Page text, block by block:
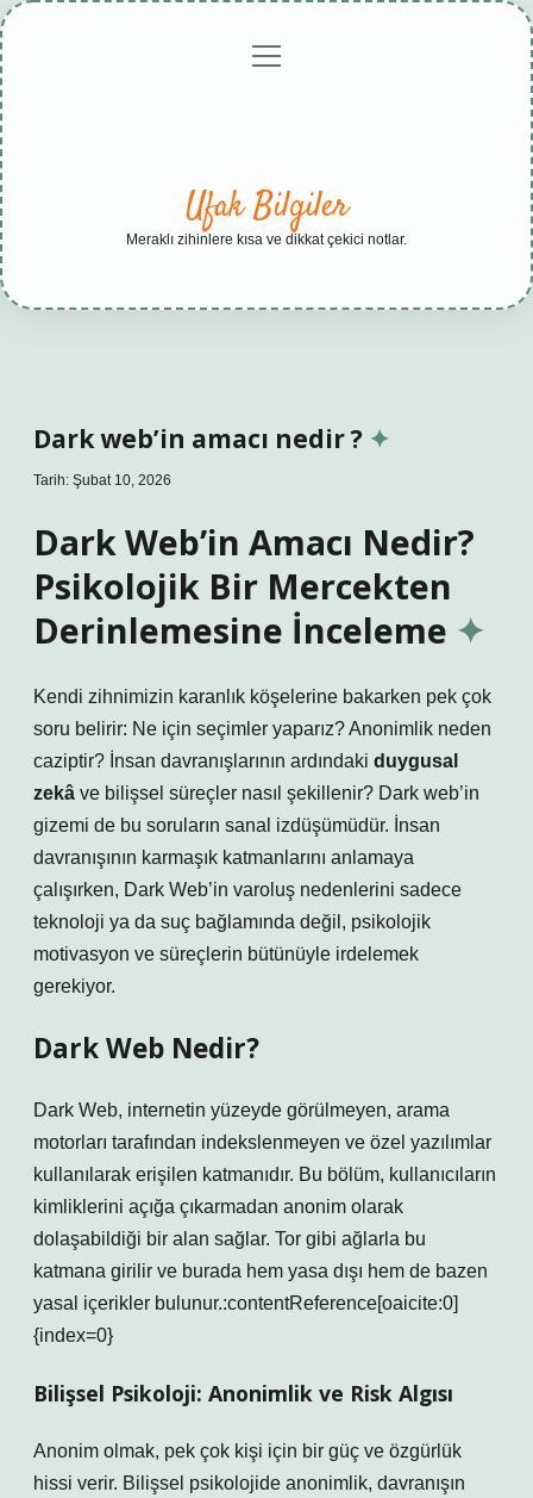
Gizlilikmenüyü
Ufak Bilgiler
Meraklı zihinlere kısa ve dikkat çekici notlar.
Dark web’in amacı nedir ?
Tarih: Şubat 10, 2026
Dark Web’in Amacı Nedir?
Psikolojik Bir Mercekten
Derinlemesine İnceleme
Kendi zihnimizin karanlık köşelerine bakarken pek çok
soru belirir: Ne için seçimler yaparız? Anonimlik neden
caziptir? İnsan davranışlarının ardındaki duygusal
zekâ ve bilişsel süreçler nasıl şekillenir? Dark web’in
gizemi de bu soruların sanal izdüşümüdür. İnsan
davranışının karmaşık katmanlarını anlamaya
çalışırken, Dark Web’in varoluş nedenlerini sadece
teknoloji ya da suç bağlamında değil, psikolojik
motivasyon ve süreçlerin bütünüyle irdelemek
gerekiyor.
Dark Web Nedir?
Dark Web, internetin yüzeyde görülmeyen, arama
motorları tarafından indekslenmeyen ve özel yazılımlar
kullanılarak erişilen katmanıdır. Bu bölüm, kullanıcıların
kimliklerini açığa çıkarmadan anonim olarak
dolaşabildiği bir alan sağlar. Tor gibi ağlarla bu
katmana girilir ve burada hem yasa dışı hem de bazen
yasal içerikler bulunur.:contentReference[oaicite:0]
{index=0}
Bilişsel Psikoloji: Anonimlik ve Risk Algısı
Anonim olmak, pek çok kişi için bir güç ve özgürlük
hissi verir. Bilişsel psikolojide anonimlik, davranışın